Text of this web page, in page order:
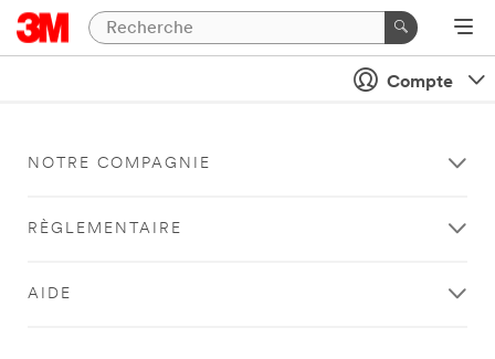
Compte
NOTRE COMPAGNIE
RÈGLEMENTAIRE
AIDE